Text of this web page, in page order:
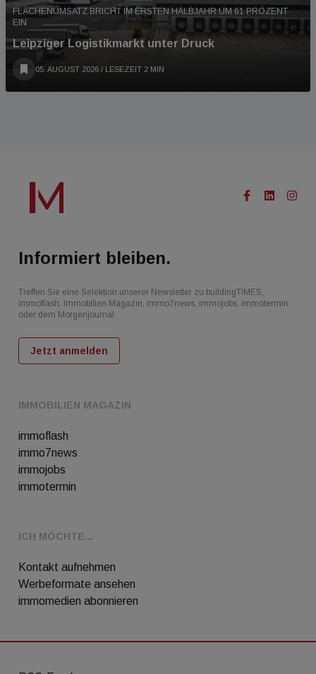
FLÄCHENUMSATZ BRICHT IM ERSTEN HALBJAHR UM 61 PROZENT
EIN
Leipziger Logistikmarkt unter Druck
05. AUGUST 2026 / LESEZEIT 2 MIN
IMMOBILIEN MAGAZIN
immoflash
immo7news
immojobs
immotermin
ICH MÖCHTE...
Kontakt aufnehmen
Werbeformate ansehen
immomedien abonnieren
Informiert bleiben.
Treffen Sie eine Selektion unserer Newsletter zu buildingTIMES,
immoflash, Immobilien Magazin, immo7news, immojobs, immotermin
oder dem Morgenjournal
Jetzt anmelden